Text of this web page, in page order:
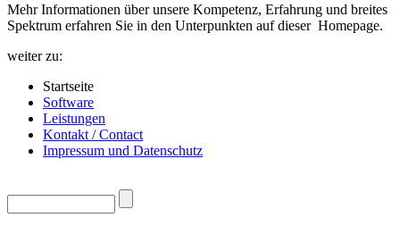
Mehr Informationen über unsere Kompetenz, Erfahrung und breites
Spektrum erfahren Sie in den Unterpunkten auf dieser Homepage.
weiter zu:
Startseite
Software
Leistungen
Kontakt / Contact
Impressum und Datenschutz